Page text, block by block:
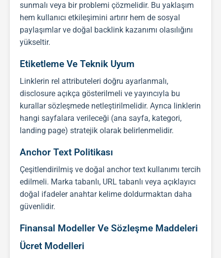
sunmalı veya bir problemi çözmelidir. Bu yaklaşım
hem kullanıcı etkileşimini artırır hem de sosyal
paylaşımlar ve doğal backlink kazanımı olasılığını
yükseltir.
Etiketleme Ve Teknik Uyum
Linklerin rel attributeleri doğru ayarlanmalı,
disclosure açıkça gösterilmeli ve yayıncıyla bu
kurallar sözleşmede netleştirilmelidir. Ayrıca linklerin
hangi sayfalara verileceği (ana sayfa, kategori,
landing page) stratejik olarak belirlenmelidir.
Anchor Text Politikası
Çeşitlendirilmiş ve doğal anchor text kullanımı tercih
edilmeli. Marka tabanlı, URL tabanlı veya açıklayıcı
doğal ifadeler anahtar kelime doldurmaktan daha
güvenlidir.
Finansal Modeller Ve Sözleşme Maddeleri
Ücret Modelleri